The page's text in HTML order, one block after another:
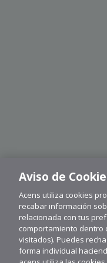
Aviso de
Acens utiliza cookies
recabar información
relacionada con tus
comportamiento dentro
visitados). Puedes
forma individual